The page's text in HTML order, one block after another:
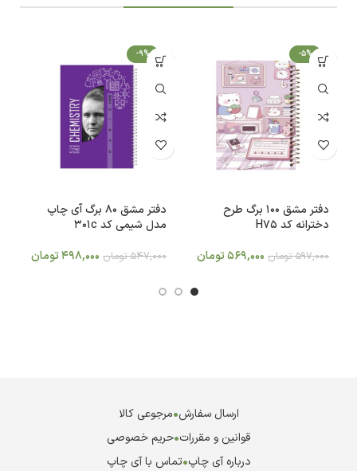
-5%
دفتر مشق 100 برگ طرح
دخترانه کد H75
597,000 تومان 569,000تومان
-9%
دفتر مشق 80 برگ آی چاپ
مدل شیمی کد 301c
547,000 تومان 498,000تومان
ارسال سفارش•مرجوعی کالا
قوانین و مقررات•حریم خصوصی
درباره آی چاپ•تماس با آی چاپ